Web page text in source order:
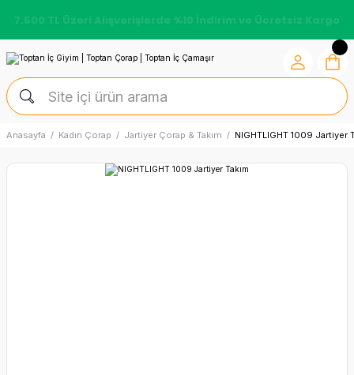
7.500 TL Üzeri Alışverişlerde %10 İndirim ve Ücretsiz Kargo
Anasayfa Kadın Çorap Jartiyer Çorap & Takım NIGHTLIGHT 1009 Jartiyer